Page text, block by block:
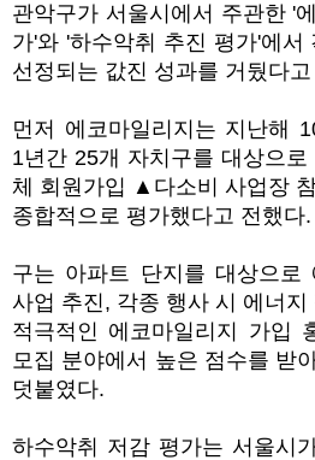
관악구가 서울시에서 주관한 '
가'와 '하수악취 추진 평가'에서
선정되는 값진 성과를 거뒀다
먼저 에코마일리지는 지난해
1년간 25개 자치구를 대상으
체 회원가입 ▲다소비 사업장
종합적으로 평가했다고 전했다.
구는 아파트 단지를 대상으로
사업 추진, 각종 행사 시 에너
적극적인 에코마일리지 가입
모집 분야에서 높은 점수를 받
덧붙였다.
하수악취 저감 평가는 서울시